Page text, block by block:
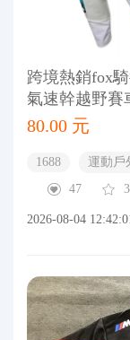
跨境熱銷fox
氣速幹越野賽
80.00 元
1688 運動戶
47
2026-08-04